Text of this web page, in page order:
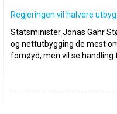
Regjeringen vil halvere
Statsminister Jonas Gahr
og nettutbygging de mest
fornøyd, men vil se handling